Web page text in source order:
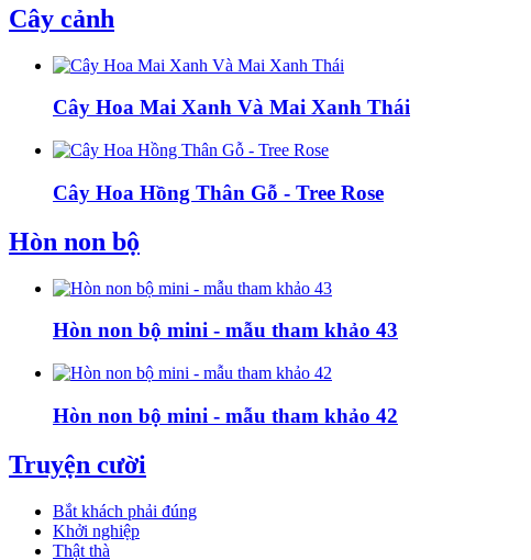
Cây cảnh
Cây Hoa Mai Xanh Và Mai Xanh Thái
Cây Hoa Hồng Thân Gỗ - Tree Rose
Hòn non bộ
Hòn non bộ mini - mẫu tham khảo 43
Hòn non bộ mini - mẫu tham khảo 42
Truyện cười
Bắt khách phải đúng
Khởi nghiệp
Thật thà